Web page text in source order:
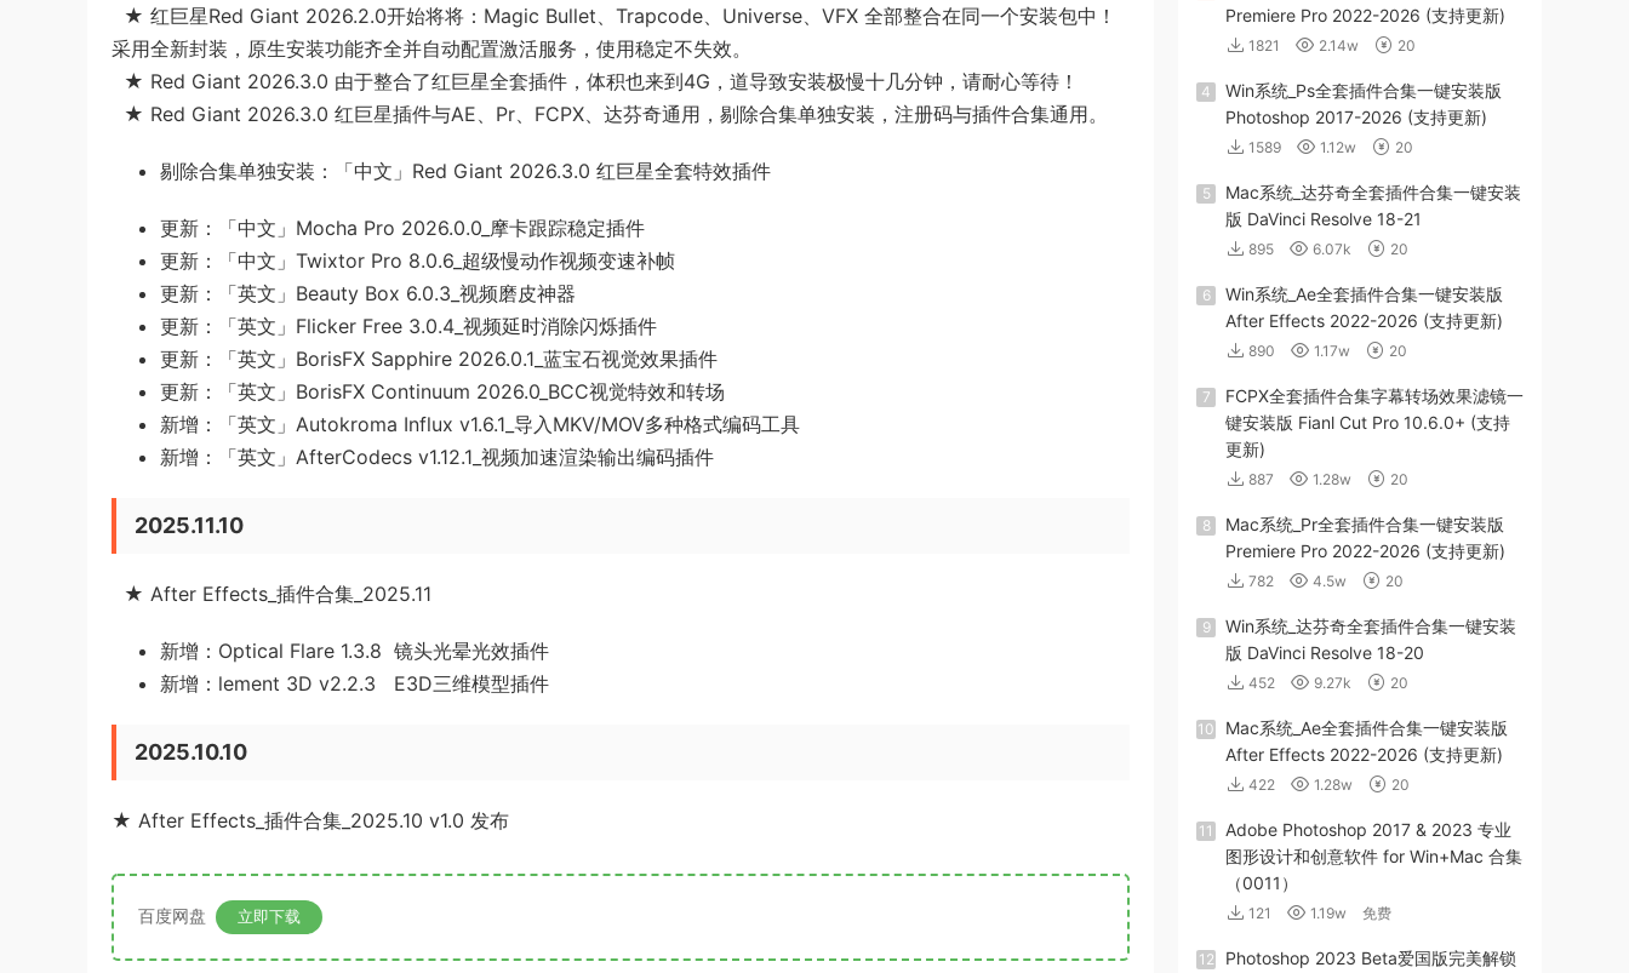
★ 红巨星Red Giant 2026.2.0开始将将：Magic Bullet、Trapcode、Universe、VFX 全部整合在同一个安装包中！
采用全新封装，原生安装功能齐全并自动配置激活服务，使用稳定不失效。
★ Red Giant 2026.3.0 由于整合了红巨星全套插件，体积也来到4G，道导致安装极慢十几分钟，请耐心等待！
★ Red Giant 2026.3.0 红巨星插件与AE、Pr、FCPX、达芬奇通用，剔除合集单独安装，注册码与插件合集通用。
剔除合集单独安装：「中文」Red Giant 2026.3.0 红巨星全套特效插件
更新：「中文」Mocha Pro 2026.0.0_摩卡跟踪稳定插件
更新：「中文」Twixtor Pro 8.0.6_超级慢动作视频变速补帧
更新：「英文」Beauty Box 6.0.3_视频磨皮神器
更新：「英文」Flicker Free 3.0.4_视频延时消除闪烁插件
更新：「英文」BorisFX Sapphire 2026.0.1_蓝宝石视觉效果插件
更新：「英文」BorisFX Continuum 2026.0_BCC视觉特效和转场
新增：「英文」Autokroma Influx v1.6.1_导入MKV/MOV多种格式编码工具
新增：「英文」AfterCodecs v1.12.1_视频加速渲染输出编码插件
2025.11.10
★ After Effects_插件合集_2025.11
新增：Optical Flare 1.3.8 镜头光晕光效插件
新增：lement 3D v2.2.3
E3D三维模型插件
2025.10.10
★ After Effects_插件合集_2025.10 v1.0 发布
百度网盘 立即下载
Premiere Pro 2022-2026 (支持更新)
1821 2.14w 20
4
Win系统_Ps全套插件合集一键安装版
Photoshop 2017-2026 (支持更新)
1589 1.12w 20
5
Mac系统_达芬奇全套插件合集一键安装
版 DaVinci Resolve 18-21
895 6.07k 20
6
Win系统_Ae全套插件合集一键安装版
After Effects 2022-2026 (支持更新)
890 1.17w 20
7
FCPX全套插件合集字幕转场效果滤镜一
键安装版 Fianl Cut Pro 10.6.0+ (支持
更新)
887 1.28w 20
8
Mac系统_Pr全套插件合集一键安装版
Premiere Pro 2022-2026 (支持更新)
782 4.5w 20
9
Win系统_达芬奇全套插件合集一键安装
版 DaVinci Resolve 18-20
452 9.27k 20
10
Mac系统_Ae全套插件合集一键安装版
After Effects 2022-2026 (支持更新)
422 1.28w 20
11
Adob​​e Photoshop 2017 & 2023 专业
图形设计和创意软件 for Win+Mac 合集
（0011）
121 1.19w 免费
12
Photoshop 2023 Beta爱国版完美解锁